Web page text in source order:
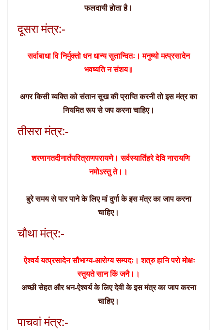
फलदायी होता है।
दूसरा मंत्र:-
सर्वाबाधा वि निर्मुक्तो धन धान्य सुतान्वितः। मनुष्यो मत्प्रसादेन
भवष्यति न संशय॥
अगर किसी व्यक्ति को संतान सुख की प्राप्ति करनी तो इस मंत्र का
नियमित रूप से जप करना चाहिए।
तीसरा मंत्र:-
शरणागतदीनार्तपरित्राणपरायणे। सर्वस्यार्तिहरे देवि नारायणि
नमोऽस्तु ते।।
बुरे समय से पार पाने के लिए मां दुर्गा के इस मंत्र का जाप करना
चाहिए।
चौथा मंत्र:-
ऐश्वर्य यत्प्रसादेन सौभाग्य-आरोग्य सम्पदः। शत्रु हानि परो मोक्षः
स्तुयते सान किं जनै।।
अच्छी सेहत और धन-ऐश्वर्य के लिए देवी के इस मंत्र का जाप करना
चाहिए।
पाचवां मंत्र:-